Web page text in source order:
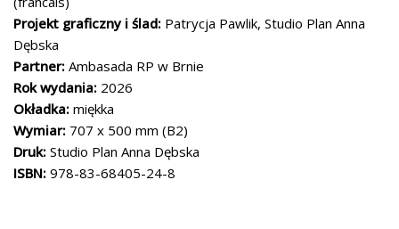
Projekt graficzny i ślad: Patrycja Pawlik, Studio Plan Anna
Dębska
Partner: Ambasada RP w Brnie
Rok wydania: 2026
Okładka: miękka
Wymiar: 707 x 500 mm (B2)
Druk: Studio Plan Anna Dębska
ISBN: 978-83-68405-24-8